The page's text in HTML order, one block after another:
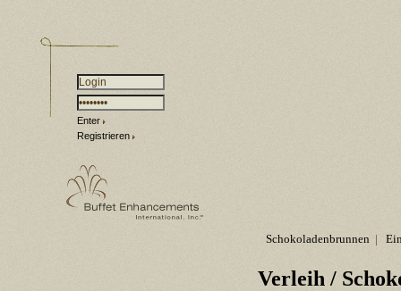
Enter
Registrieren
Schokoladenbrunnen |
Verleih /